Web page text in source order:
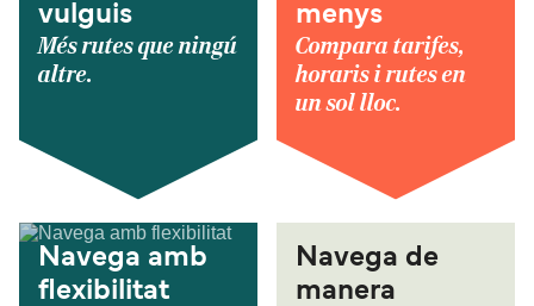
vulguis
Més rutes que ningú
altre.
menys
Compara tarifes,
horaris i rutes en
un sol lloc.
Navega amb
flexibilitat
Navega de
manera